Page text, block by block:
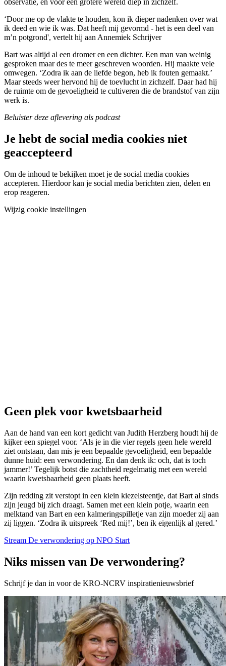
observatie, en voor een grotere wereld diep in zichzelf.
‘Door me op de vlakte te houden, kon ik dieper nadenken over wat
ik deed en wie ik was. Dat heeft mij gevormd - het is een deel van
m’n potgrond', vertelt hij aan Annemiek Schrijver
Bart was altijd al een dromer en een dichter. Een man van weinig
gesproken maar des te meer geschreven woorden. Hij maakte vele
omwegen. ‘Zodra ik aan de liefde begon, heb ik fouten gemaakt.’
Maar steeds weer hervond hij de toevlucht in zichzelf. Daar had hij
de ruimte om de gevoeligheid te cultiveren die de brandstof van zijn
werk is.
Beluister deze aflevering als podcast
Je hebt de social media cookies niet
geaccepteerd
Om de inhoud te bekijken moet je de social media cookies
accepteren. Hierdoor kan je social media berichten zien, delen en
erop reageren.
Wijzig cookie instellingen
Geen plek voor kwetsbaarheid
Aan de hand van een kort gedicht van Judith Herzberg houdt hij de
kijker een spiegel voor. ‘Als je in die vier regels geen hele wereld
ziet ontstaan, dan mis je een bepaalde gevoeligheid, een bepaalde
dunne huid: een verwondering. En dan denk ik: och, dat is toch
jammer!’ Tegelijk botst die zachtheid regelmatig met een wereld
waarin kwetsbaarheid geen plaats heeft.
Zijn redding zit verstopt in een klein kiezelsteentje, dat Bart al sinds
zijn jeugd bij zich draagt. Samen met een klein potje, waarin een
melktand van Bart en een kalmeringspilletje van zijn moeder zij aan
zij liggen. ‘Zodra ik uitspreek ‘Red mij!’, ben ik eigenlijk al gered.’
Stream De verwondering op NPO Start
Niks missen van De verwondering?
Schrijf je dan in voor de KRO-NCRV inspiratienieuwsbrief